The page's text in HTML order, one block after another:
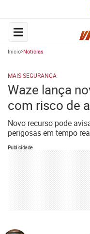
Início Notícias
MAIS SEGURANÇA
Waze lança
com risco de
Novo recurso pode
perigosas em tempo
Publicidade